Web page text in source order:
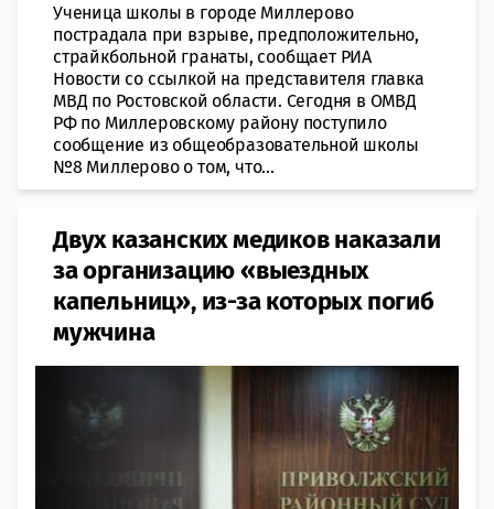
Ученица школы в городе Миллерово
пострадала при взрыве, предположительно,
страйкбольной гранаты, сообщает РИА
Новости со ссылкой на представителя главка
МВД по Ростовской области. Сегодня в ОМВД
РФ по Миллеровскому району поступило
сообщение из общеобразовательной школы
№8 Миллерово о том, что...
Двух казанских медиков наказали
за организацию «выездных
капельниц», из-за которых погиб
мужчина